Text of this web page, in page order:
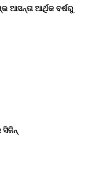
ଆସନ୍ତା ଆର୍ଥିକ ବର୍ଷରୁ